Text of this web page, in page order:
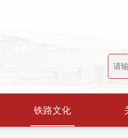
铁路文化